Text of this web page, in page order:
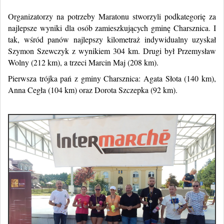
Organizatorzy na potrzeby Maratonu stworzyli podkategorię za
najlepsze wyniki dla osób zamieszkujących gminę Charsznica. I
tak, wśród panów najlepszy kilometraż indywidualny uzyskał
Szymon Szewczyk z wynikiem 304 km. Drugi był Przemysław
Wolny (212 km), a trzeci Marcin Maj (208 km).
Pierwsza trójka pań z gminy Charsznica: Agata Słota (140 km),
Anna Cegła (104 km) oraz Dorota Szczepka (92 km).